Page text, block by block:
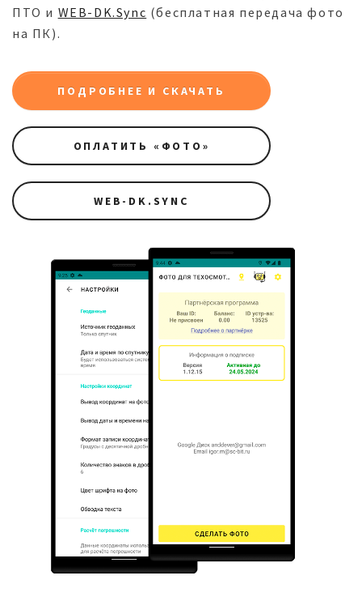
ПТО и WEB-DK.Sync (бесплатная передача фото
на ПК).
ПОДРОБНЕЕ И СКАЧАТЬ
ОПЛАТИТЬ «ФОТО»
WEB-DK.SYNC